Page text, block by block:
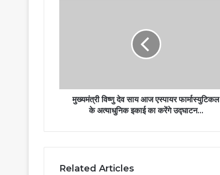
मुख्यमंत्री विष्णु देव साय आज एस्पायर फार्मास्युटिकल
के अत्याधुनिक इकाई का करेंगे उद्घाटन…
Related Articles